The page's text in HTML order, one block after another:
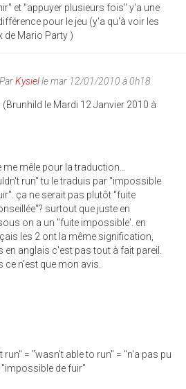
et "appuyer plusieurs fois" y'a une
pour le jeu (y'a qu'à voir les
de Mario Party )
ParKysielle mar 12/01/2010 à 0h18
(Brunhild le Mardi 12 Janvier 2010 à
me mêle pour la traduction...
run" tu le traduis par "impossible
ça ne serait pas plutôt "fuite
surtout que juste en
on a un "fuite impossible'. en
les 2 ont la même signification,
en anglais c'est pas tout à fait pareil.
ce n'est que mon avis.
run" = "wasn't able to run" = "n'a pas pu
de fuir"